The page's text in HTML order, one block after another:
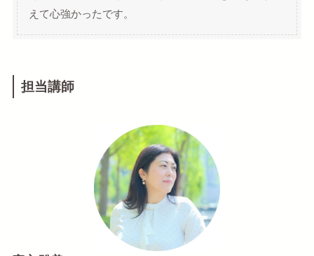
えて心強かったです。
担当講師